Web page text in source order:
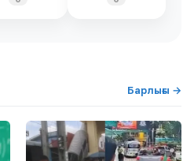
Барлығы →